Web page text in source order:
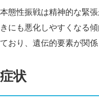
本態性振戦は精神的な緊
きにも悪化しやすくなる
ており、遺伝的要素が関
症状